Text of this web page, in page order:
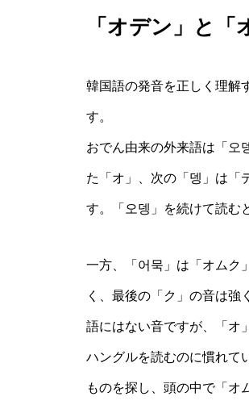
「オデン」と
韓国語の発音を正しく理解
す。
おでん由来の外来語は「오
た「オ」、次の「뎅」は「
す。「오뎅」を続けて読む
一方、「어묵」は「オムク
く、最後の「ク」の音は
語にはない音ですが、「オ
ハングルを読むのに慣れて
ものを探し、頭の中で「オ